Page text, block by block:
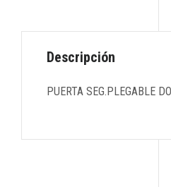
Descripción
PUERTA SEG.PLEGABLE